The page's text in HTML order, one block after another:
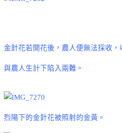
金針花若開花後，農人便無法採收
與農人生計下陷入兩難。
烈陽下的金針花被照射的金黃。